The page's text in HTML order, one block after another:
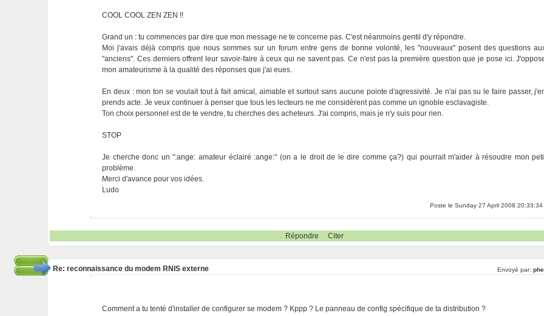
COOL COOL ZEN ZEN !!
Grand un : tu commences par dire que mon message ne te concerne pas. C'est néanmoins gentil d'y répondre.
Moi j'avais déjà compris que nous sommes sur un forum entre gens de bonne volonté, les "nouveaux" posent des questions
"anciens". Ces derniers offrent leur savoir-faire à ceux qui ne savent pas. Ce n'est pas la première question que je pose ici.
mon amateurisme à la qualité des réponses que j'ai eues.
En deux : mon ton se voulait tout à fait amical, aimable et surtout sans aucune pointe d'agressivité. Je n'ai pas su le faire passer,
prends acte. Je veux continuer à penser que tous les lecteurs ne me considèrent pas comme un ignoble esclavagiste.
Ton choix personnel est de te vendre, tu cherches des acheteurs. J'ai compris, mais je n'y suis pour rien.
STOP
Je cherche donc un ":ange: amateur éclairé :ange:" (on a le droit de le dire comme ça?) qui pourrait m'aider à résoudre mon
problème.
Merci d'avance pour vos idées.
Ludo
Poste le Sunday 27 April 2008 20:33:34
Répondre Citer
Re: reconnaissance du modem RNIS externe Envoyé par:
Comment a tu tenté d'installer de configurer se modem ? Kppp ? Le panneau de config spécifique de ta distribution ?